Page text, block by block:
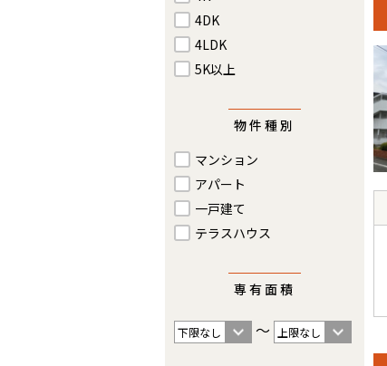
4DK
4LDK
5K以上
物件種別
マンション
アパート
一戸建て
テラスハウス
専有面積
〜